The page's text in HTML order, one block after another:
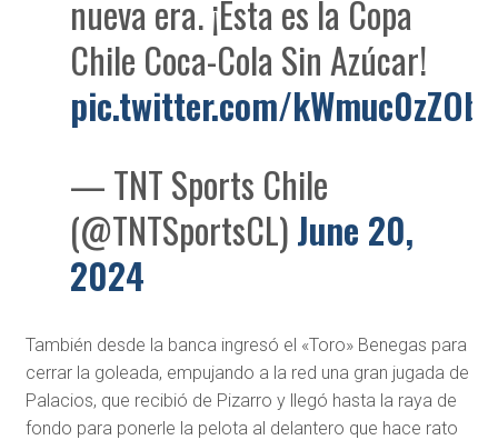
nueva era. ¡Esta es la Copa
Chile Coca-Cola Sin Azúcar!
pic.twitter.com/kWmuc0zZOb
— TNT Sports Chile
(@TNTSportsCL)June 20,
2024
También desde la banca ingresó el «Toro» Benegas para
cerrar la goleada, empujando a la red una gran jugada de
Palacios, que recibió de Pizarro y llegó hasta la raya de
fondo para ponerle la pelota al delantero que hace rato